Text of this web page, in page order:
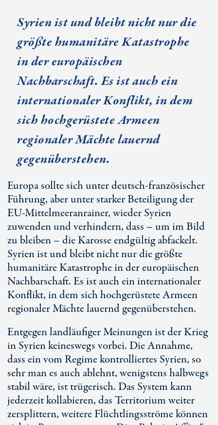
Syrien ist und bleibt nicht nur die
größte humanitäre Katastrophe
in der europäischen
Nachbarschaft. Es ist auch ein
internationaler Konflikt, in dem
sich hochgerüstete Armeen
regionaler Mächte lauernd
gegenüberstehen.
Europa sollte sich unter deutsch-französischer
Führung, aber unter starker Beteiligung der
EU-Mittelmeeranrainer, wieder Syrien
zuwenden und verhindern, dass – um im Bild
zu bleiben – die Karosse endgültig abfackelt.
Syrien ist und bleibt nicht nur die größte
humanitäre Katastrophe in der europäischen
Nachbarschaft. Es ist auch ein internationaler
Konflikt, in dem sich hochgerüstete Armeen
regionaler Mächte lauernd gegenüberstehen.
Entgegen landläufiger Meinungen ist der Krieg
in Syrien keineswegs vorbei. Die Annahme,
dass ein vom Regime kontrolliertes Syrien, so
sehr man es auch ablehnt, wenigstens halbwegs
stabil wäre, ist trügerisch. Das System kann
jederzeit kollabieren, das Territorium weiter
zersplittern, weitere Flüchtlingsströme können